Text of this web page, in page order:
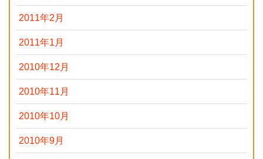
2011年2月
2011年1月
2010年12月
2010年11月
2010年10月
2010年9月